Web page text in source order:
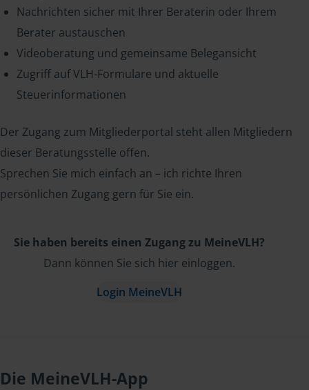
Nachrichten sicher mit Ihrer Beraterin oder Ihrem
Berater austauschen
Videoberatung und gemeinsame Belegansicht
Zugriff auf VLH-Formulare und aktuelle
Steuerinformationen
Der Zugang zum Mitgliederportal steht allen Mitgliedern
dieser Beratungsstelle offen.
Sprechen Sie mich einfach an – ich richte Ihren
persönlichen Zugang gern für Sie ein.
Sie haben bereits einen Zugang zu MeineVLH?
Dann können Sie sich hier einloggen.
Login MeineVLH
Die MeineVLH-App